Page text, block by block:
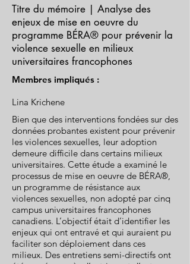
Titre du mémoire | Analyse des
enjeux de mise en oeuvre du
programme BÉRA® pour prévenir la
violence sexuelle en milieux
universitaires francophones
Membres impliqués :
Lina Krichene
Bien que des interventions fondées sur des
données probantes existent pour prévenir
les violences sexuelles, leur adoption
demeure difficile dans certains milieux
universitaires. Cette étude a examiné le
processus de mise en oeuvre de BÉRA®,
un programme de résistance aux
violences sexuelles, non adopté par cinq
campus universitaires francophones
canadiens. L’objectif était d’identifier les
enjeux qui ont entravé et qui auraient pu
faciliter son déploiement dans ces
milieux. Des entretiens semi-directifs ont